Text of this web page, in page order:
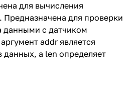
для вычисления
для проверки
данными с датчиком
addr является
данных, а len определяет